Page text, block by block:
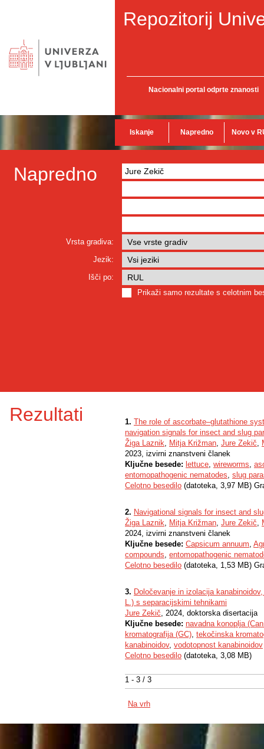
Repozitorij
Nacionalni portal odprte znanosti
Iskanje Napredno Novo v
Napredno
Vrsta gradiva:
Jezik:
Išči po:
Prikaži samo rezultate s celotnim
Rezultati
1 - 3 / 3
1. The role of ascorbate–glutathione
navigation signals for insect and slug
Žiga Laznik, Mitja Križman, Jure Zekič,
2023, izvirni znanstveni članek
Ključne besede: lettuce, wireworms,
entomopathogenic nematodes, slug
Celotno besedilo (datoteka, 3,97 MB)
2. Navigational signals for insect and
Žiga Laznik, Mitja Križman, Jure Zekič,
2024, izvirni znanstveni članek
Ključne besede: Capsicum annuum,
compounds, entomopathogenic
Celotno besedilo (datoteka, 1,53 MB)
3. Določevanje in izolacija
L.) s separacijskimi tehnikami
Jure Zekič, 2024, doktorska disertacija
Ključne besede: navadna konoplja
kromatografija (GC), tekočinska
kanabinoidov, vodotopnost kanabinoidov
Celotno besedilo (datoteka, 3,08 MB)
Na vrh